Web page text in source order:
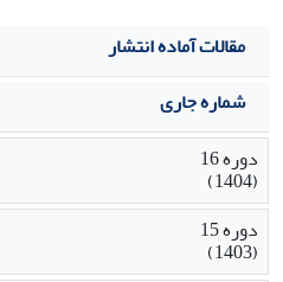
مقالات آماده انتشار
شماره جاری
دوره 16
(1404)
دوره 15
(1403)